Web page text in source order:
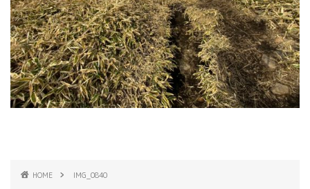
HOME IMG_0840